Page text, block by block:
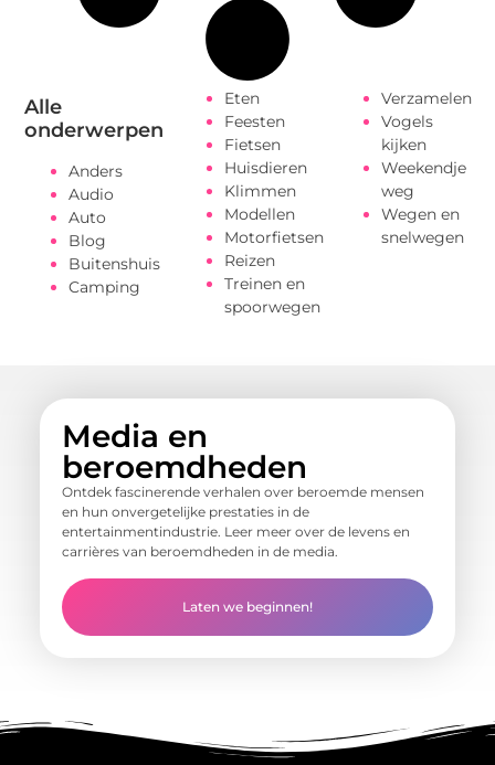
Alle
onderwerpen
Anders
Audio
Auto
Blog
Buitenshuis
Camping
Eten
Feesten
Fietsen
Huisdieren
Klimmen
Modellen
Motorfietsen
Reizen
Treinen en
spoorwegen
Verzamelen
Vogels
kijken
Weekendje
weg
Wegen en
snelwegen
Media en
beroemdheden
Ontdek fascinerende verhalen over beroemde mensen
en hun onvergetelijke prestaties in de
entertainmentindustrie. Leer meer over de levens en
carrières van beroemdheden in de media.
Laten we beginnen!